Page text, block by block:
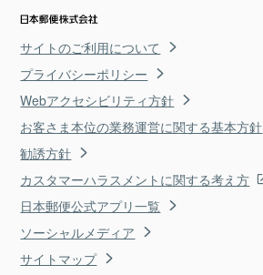
サイトのご利用について
プライバシーポリシー
Webアクセシビリティ方針
お客さま本位の業務運営に関する基本方針
勧誘方針
カスタマーハラスメントに関する考え方
日本郵便公式アプリ一覧
ソーシャルメディア
サイトマップ